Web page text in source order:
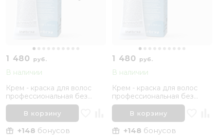
1 480 руб.
В наличии
Крем - краска для волос
профессиональная без
аммиака Inebrya Bionic Color
3/0 Темный каштановый
Натуральный, 100 мл
В корзину
+148 бонусов
1 480 руб.
В наличии
Крем - краска для волос
профессиональная без
аммиака Inebrya Bionic Color
10/02 Светлый блонд
Натуральный
перламутровый, 100 мл
В корзину
+148 бонусов